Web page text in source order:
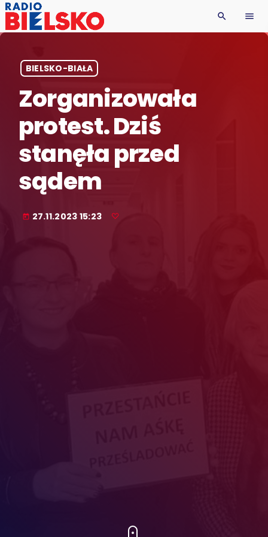
search menu
BIELSKO-BIAŁA
Zorganizowała
protest. Dziś
stanęła przed
sądem
today 27.11.2023 15:23